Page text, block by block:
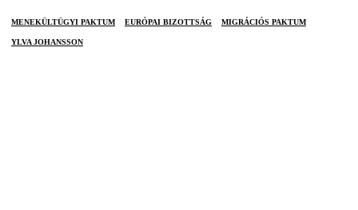
MENEKÜLTÜGYI PAKTUM EURÓPAI BIZOTTSÁG MIGRÁCIÓS PAKTUM
YLVA JOHANSSON